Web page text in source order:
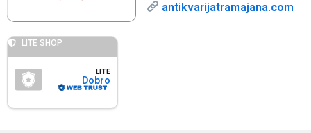
antikvarijatramajana.com
LITE SHOP
LITE
Dobro